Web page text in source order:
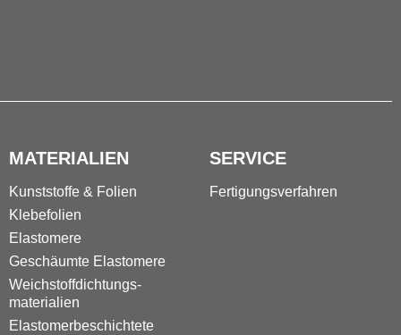
MATERIALIEN
Kunststoffe & Folien
Klebefolien
Elastomere
Geschäumte Elastomere
Weichstoff­dichtungs­
materialien
Elastomer­beschichtete
SERVICE
Fertigungs­verfahren